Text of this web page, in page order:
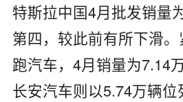
特斯拉中国4月批发销量
第四，较此前有所下滑
跑汽车，4月销量为7.14
长安汽车则以5.74万辆位